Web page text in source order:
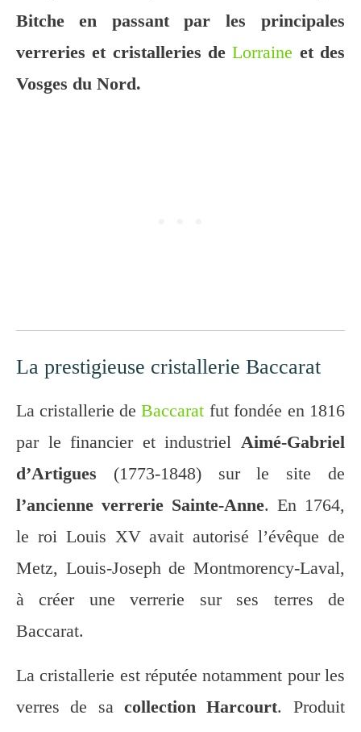
Bitche en passant par les principales
verreries et cristalleries de Lorraine et des
Vosges du Nord.
La prestigieuse cristallerie Baccarat
La cristallerie de Baccarat fut fondée en 1816
par le financier et industriel Aimé-Gabriel
d’Artigues (1773-1848) sur le site de
l’ancienne verrerie Sainte-Anne. En 1764,
le roi Louis XV avait autorisé l’évêque de
Metz, Louis-Joseph de Montmorency-Laval,
à créer une verrerie sur ses terres de
Baccarat.
La cristallerie est réputée notamment pour les
verres de sa collection Harcourt. Produit